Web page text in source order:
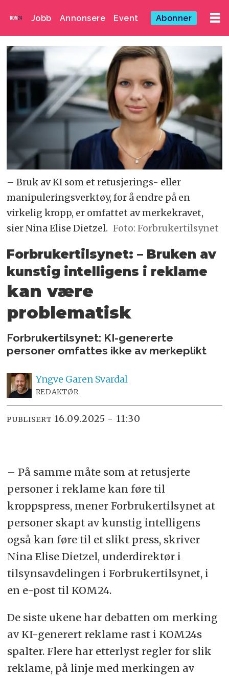
Jobb Annonsere Event Abonner
– Bruk av KI som et retusjerings- eller
manipuleringsverktøy, for å endre på en
virkelig kropp, er omfattet av merkekravet,
sier Nina Elise Dietzel. Foto: Forbrukertilsynet
Forbrukertilsynet: – Bruken av
kunstig intelligens i reklame
kan være
problematisk
Forbrukertilsynet: KI-genererte
personer omfattes ikke av merkeplikt
Yngve Garen Svardal
REDAKTØR
PUBLISERT 16.09.2025 - 11:30
– På samme måte som at retusjerte
personer i reklame kan føre til
kroppspress, mener Forbrukertilsynet at
personer skapt av kunstig intelligens
også kan føre til et slikt press, skriver
Nina Elise Dietzel, underdirektør i
tilsynsavdelingen i Forbrukertilsynet, i
en e-post til KOM24.
De siste ukene har debatten om merking
av KI-generert reklame rast i KOM24s
spalter. Flere har etterlyst regler for slik
reklame, på linje med merkingen av